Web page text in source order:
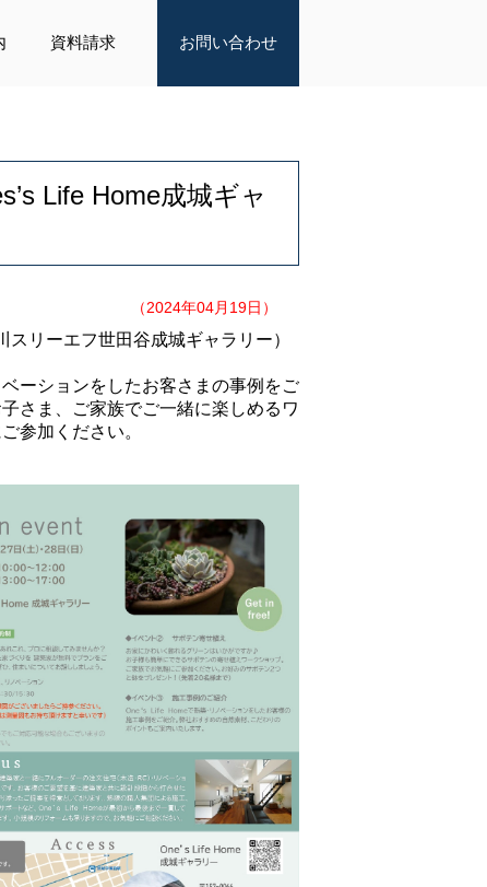
資料請求 お問い合わせ
Life Home成城ギャ
（2024年04月19日）
リーエフ世田谷成城ギャラリー）
ーションをしたお客さまの事例をご
さま、ご家族でご一緒に楽しめるワ
参加ください。